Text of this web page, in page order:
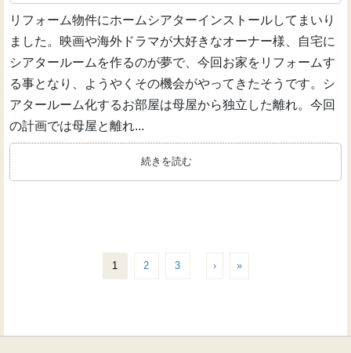
リフォーム物件にホームシアターインストールしてまいり
ました。映画や海外ドラマが大好きなオーナー様、自宅に
シアタールームを作るのが夢で、今回お家をリフォームす
る事となり、ようやくその機会がやってきたそうです。シ
アタールーム化するお部屋は母屋から独立した離れ。今回
の計画では母屋と離れ...
続きを読む
1 2 3 › »